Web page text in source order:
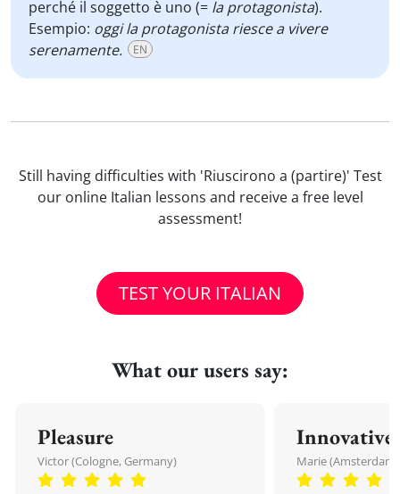
perché il soggetto è uno (= la protagonista).
Esempio: oggi la protagonista riesce a vivere
serenamente.
EN
Still having difficulties with 'Riuscirono a (partire)' Test
our online Italian lessons and receive a free level
assessment!
TEST YOUR ITALIAN
What our users say:
Pleasure
Victor (Cologne, Germany)
Innovative
Marie